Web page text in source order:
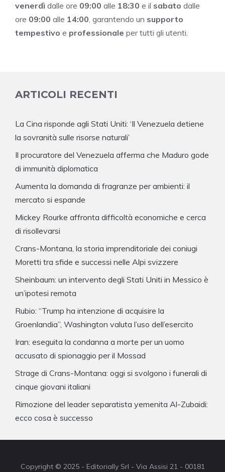
venerdì dalle ore 09:00 alle 18:30 e il sabato dalle
ore 09:00 alle 14:00, garantendo un supporto
tempestivo e professionale per tutti gli utenti.
ARTICOLI RECENTI
La Cina risponde agli Stati Uniti: ‘Il Venezuela detiene
la sovranità sulle risorse naturali’
Il procuratore del Venezuela afferma che Maduro gode
di immunità diplomatica
Aumenta la domanda di fragranze per ambienti: il
mercato si espande
Mickey Rourke affronta difficoltà economiche e cerca
di risollevarsi
Crans-Montana, la storia imprenditoriale dei coniugi
Moretti tra sfide e successi nelle Alpi svizzere
Sheinbaum: un intervento degli Stati Uniti in Messico è
un’ipotesi remota
Rubio: “Trump ha intenzione di acquisire la
Groenlandia”, Washington valuta l’uso dell’esercito
Iran: eseguita la condanna a morte per un uomo
accusato di spionaggio per il Mossad
Strage di Crans-Montana: oggi si svolgono i funerali di
cinque giovani italiani
Rimozione del leader separatista yemenita Al-Zubaidi:
ecco cosa è successo
Copyright © 2025 - Editorially Srl - Via Assisi 21 - 00181